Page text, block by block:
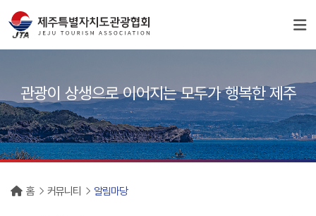
관광이 상생으로 이어지는 모두가 행복한 제주
홈 커뮤니티 알림마당